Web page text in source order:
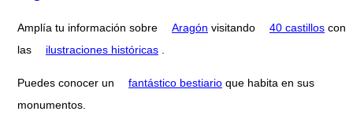
Amplía tu información sobre Aragón visitando 40 castillos con
las
ilustraciones históricas
Puedes conocer un fantástico bestiario que habita en sus
monumentos.